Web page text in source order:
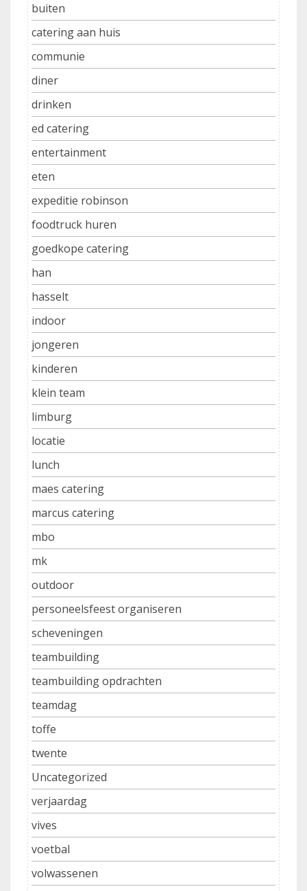
buiten
catering aan huis
communie
diner
drinken
ed catering
entertainment
eten
expeditie robinson
foodtruck huren
goedkope catering
han
hasselt
indoor
jongeren
kinderen
klein team
limburg
locatie
lunch
maes catering
marcus catering
mbo
mk
outdoor
personeelsfeest organiseren
scheveningen
teambuilding
teambuilding opdrachten
teamdag
toffe
twente
Uncategorized
verjaardag
vives
voetbal
volwassenen